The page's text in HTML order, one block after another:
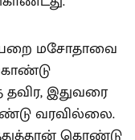
மசோதாவை
இதுவரை
வரவில்லை.